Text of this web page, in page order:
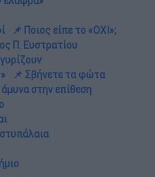
📌 Ποιος είπε το «ΟΧΙ»;
Π. Ευστρατίου
📌 Σβήνετε τα φώτα
στην επίθεση